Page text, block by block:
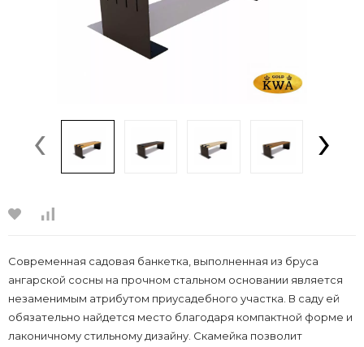
‹ ›
Современная садовая банкетка, выполненная из бруса
ангарской сосны на прочном стальном основании является
незаменимым атрибутом приусадебного участка. В саду ей
обязательно найдется место благодаря компактной форме и
лаконичному стильному дизайну. Скамейка позволит